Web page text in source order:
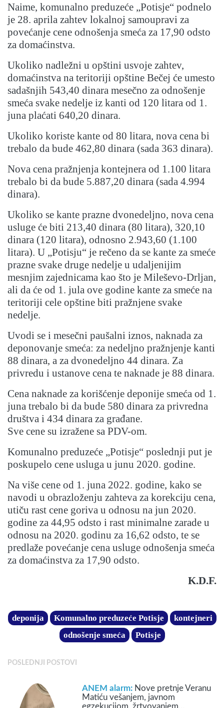
Naime, komunalno preduzeće „Potisje“ podnelo
je 28. aprila zahtev lokalnoj samoupravi za
povećanje cene odnošenja smeća za 17,90 odsto
za domaćinstva.
Ukoliko nadležni u opštini usvoje zahtev,
domaćinstva na teritoriji opštine Bečej će umesto
sadašnjih 543,40 dinara mesečno za odnošenje
smeća svake nedelje iz kanti od 120 litara od 1.
juna plaćati 640,20 dinara.
Ukoliko koriste kante od 80 litara, nova cena bi
trebalo da bude 462,80 dinara (sada 363 dinara).
Nova cena pražnjenja kontejnera od 1.100 litara
trebalo bi da bude 5.887,20 dinara (sada 4.994
dinara).
Ukoliko se kante prazne dvonedeljno, nova cena
usluge će biti 213,40 dinara (80 litara), 320,10
dinara (120 litara), odnosno 2.943,60 (1.100
litara). U „Potisju“ je rečeno da se kante za smeće
prazne svake druge nedelje u udaljenijim
mesnjim zajednicama kao što je Mileševo-Drljan,
ali da će od 1. jula ove godine kante za smeće na
teritoriji cele opštine biti pražnjene svake
nedelje.
Uvodi se i mesečni paušalni iznos, naknada za
deponovanje smeća: za nedeljno pražnjenje kanti
88 dinara, a za dvonedeljno 44 dinara. Za
privredu i ustanove cena te naknade je 88 dinara.
Cena naknade za korišćenje deponije smeća od 1.
juna trebalo bi da bude 580 dinara za privredna
društva i 434 dinara za građane.
Sve cene su izražene sa PDV-om.
Komunalno preduzeće „Potisje“ poslednji put je
poskupelo cene usluga u junu 2020. godine.
Na više cene od 1. juna 2022. godine, kako se
navodi u obrazloženju zahteva za korekciju cena,
utiču rast cene goriva u odnosu na jun 2020.
godine za 44,95 odsto i rast minimalne zarade u
odnosu na 2020. godinu za 16,62 odsto, te se
predlaže povećanje cena usluge odnošenja smeća
za domaćinstva za 17,90 odsto.
K.D.F.
deponija Komunalno preduzeće Potisje
kontejneri
odnošenje smeća
Potisje
POSLEDNJI POSTOVI
ANEM alarm: Nove pretnje Veranu
Matiću vešanjem, javnom
egzekucijom, žrtvovanjem…